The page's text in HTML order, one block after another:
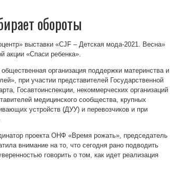
обороты
выставки «CJF – Детская мода-2021. Весна»
акции «Спаси ребенка».
организация поддержки материнства и
при участии представителей Государственной
Госавтоинспекции, некоммерческих организаций
медицинского сообщества, крупных
устройств (ДУУ) и перевозчиков и при
проекта ОНФ «Время рожать», председатель
внимание на то, что сегодня рано подводить
говорить о том, как идет реализация